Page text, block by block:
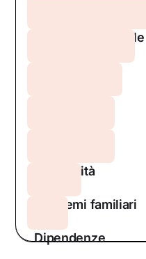
Crescita personale
Sessualità
Problemi familiari
Dipendenze